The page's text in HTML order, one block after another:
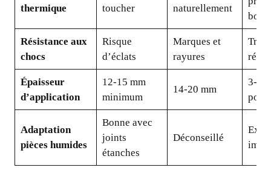
thermique
toucher
naturellement
bois
Résistance aux
chocs
Risque
d’éclats
Marques et
rayures
Très
Épaisseur
d’application
12-15 mm
minimum
14-20 mm
3-5
Adaptation
pièces humides
Bonne avec
joints
étanches
Déconseillé